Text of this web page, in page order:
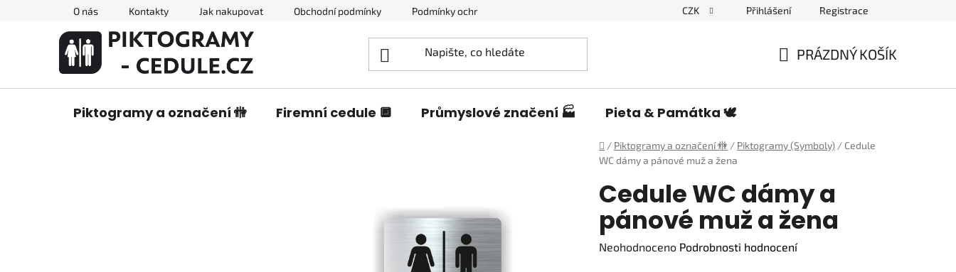
O nás Kontakty Jak nakupovat Obchodní podmínky Podmínky ochrany osobních údajů Blog o cedulích a piktogramech
CZK Přihlášení Registrace
PRÁZDNÝ KOŠÍK
Piktogramy a označení 🚻 Firemní cedule 🔲 Průmyslové značení 🏭 Pieta & Památka 🕊️
Domů
/ Piktogramy a označení 🚻 / Piktogramy (Symboly) / Cedule
WC dámy a pánové muž a žena
Cedule WC dámy a
pánové muž a žena
Průměrné
Neohodnoceno Podrobnosti hodnocení